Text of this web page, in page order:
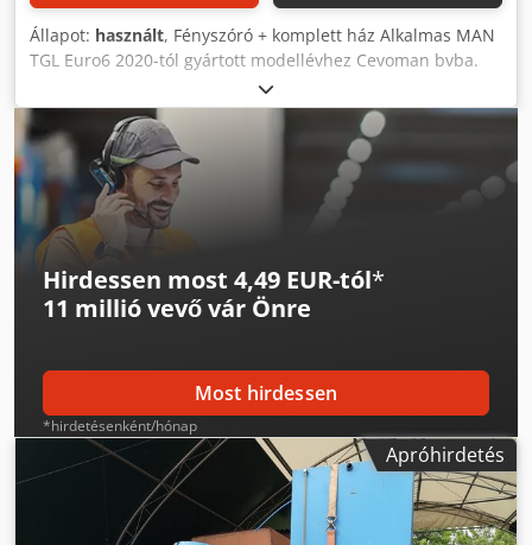
Állapot: használt, Fényszóró + komplett ház Alkalmas MAN
TGL Euro6 2020-tól gyártott modellévhez Cevoman bvba.
Lenskensdijk 5 2200 Herentals Dodpfewx Er Aox Aafokr
Belgium
Hirdessen most 4,49 EUR-tól*
11 millió vevővár Önre
Most hirdessen
*hirdetésenként/hónap
Apróhirdetés